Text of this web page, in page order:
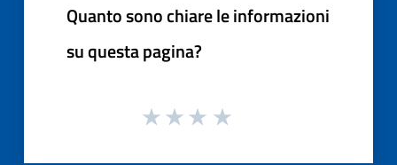
Quanto sono chiare le informazioni
su questa pagina?